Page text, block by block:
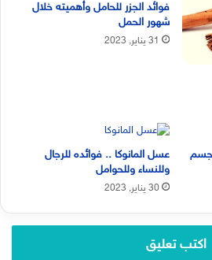
فوائد الجزر للحامل وأهميته خلال
شهور الحمل
31 يناير, 2023
عسل المانوكا .. فوائده للرجال
وللنساء وللحوامل
30 يناير, 2023
اكتب تعليق